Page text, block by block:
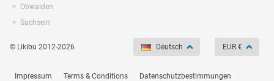
Obwalden
Sachseln
© Likibu 2012-2026 Deutsch EUR €
Impressum Terms & Conditions Datenschutzbestimmungen